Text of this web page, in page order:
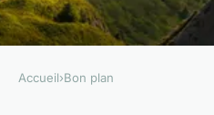
BON PLAN
Accueil›Bon plan